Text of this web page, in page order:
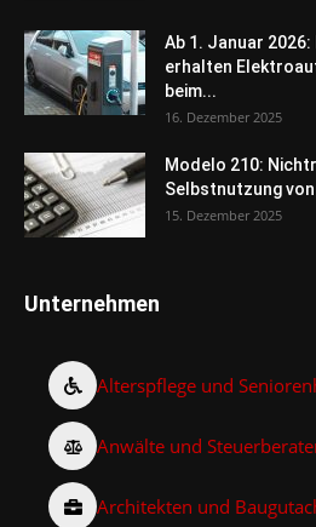
Ab 1. Januar
erhalten
beim...
16. Dezember 2025
Modelo 210:
Selbstnutzung
15. Dezember 2025
Unternehmen
Alterspflege und
Anwälte und
Architekten und